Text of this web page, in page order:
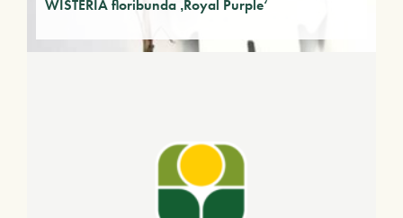
WISTERIA floribunda ‚Royal Purple‘